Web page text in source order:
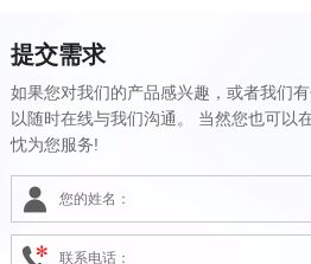
提交需求
如果您对我们的产品感兴趣，或者我们
以随时在线与我们沟通。 当然您也可以
忱为您服务!